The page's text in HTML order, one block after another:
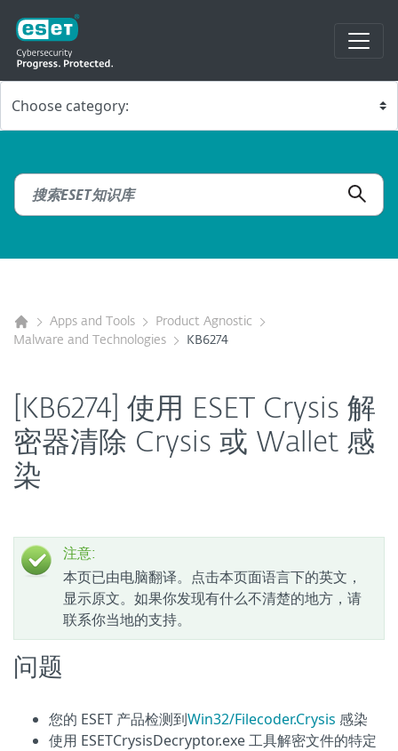
Apps and Tools
Product Agnostic
Malware and Technologies
KB6274
[KB6274] 使用 ESET Crysis 解
密器清除 Crysis 或 Wallet 感
染
注意:
本页已由电脑翻译。点击本页面语言下的英文，
显示原文。如果你发现有什么不清楚的地方，请
联系你当地的支持。
问题
您的 ESET 产品检测到Win32/Filecoder.Crysis 感染
使用 ESETCrysisDecryptor.exe 工具解密文件的特定